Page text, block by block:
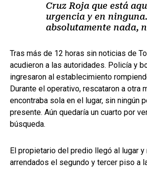
Cruz Roja que está
urgencia y en
absolutamente nada,
Tras más de 12 horas sin noticias de
acudieron a las autoridades. Policía y
ingresaron al establecimiento
Durante el operativo, rescataron a otra
encontraba sola en el lugar, sin ningún
presente. Aún quedaría un cuarto por
búsqueda.
El propietario del predio llegó al lugar
arrendados el segundo y tercer piso a